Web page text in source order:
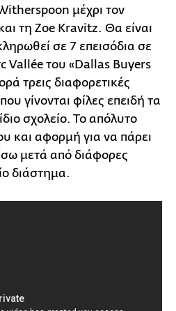
μέχρι τον
τη Zoe Kravitz. Θα είναι
σε 7 επεισόδια σε
Vallée του «Dallas Buyers
τρεις διαφορετικές
γίνονται φίλες επειδή τα
σχολείο. Το απόλυτο
και αφορμή για να πάρει
μετά από διάφορες
διάστημα.